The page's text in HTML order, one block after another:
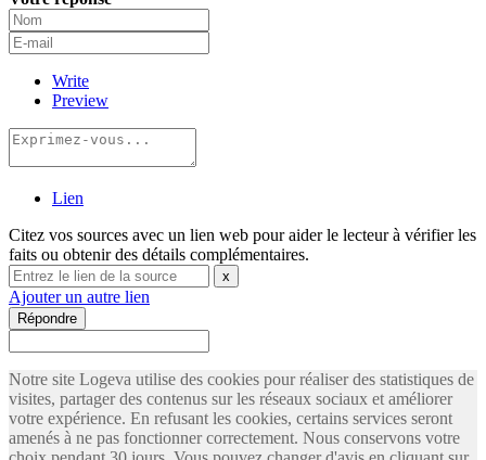
Write
Preview
Lien
Citez vos sources avec un lien web pour aider le lecteur à vérifier les
faits ou obtenir des détails complémentaires.
x
Ajouter un autre lien
Répondre
Notre site Logeva utilise des cookies pour réaliser des statistiques de
visites, partager des contenus sur les réseaux sociaux et améliorer
votre expérience. En refusant les cookies, certains services seront
amenés à ne pas fonctionner correctement. Nous conservons votre